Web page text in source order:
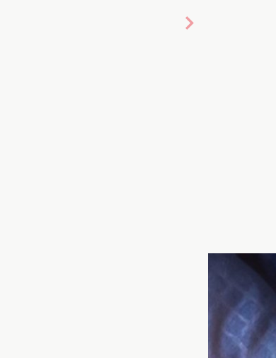
уменьшается не только во время
устройства, но и когда оно
из-за фоновых процессов, которые
ожидания. Однако в режиме